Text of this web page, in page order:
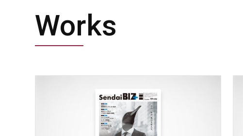
Works